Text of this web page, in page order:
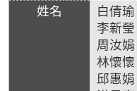
白倩瑜
李新瑩
周汝娟
林懷懷
邱惠娟